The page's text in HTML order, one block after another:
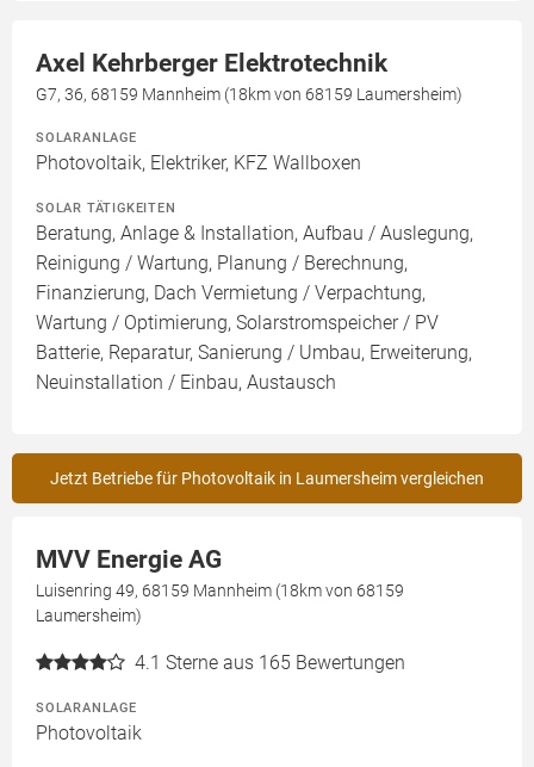
Axel Kehrberger Elektrotechnik
G7, 36, 68159 Mannheim (18km von 68159 Laumersheim)
SOLARANLAGE
Photovoltaik, Elektriker, KFZ Wallboxen
SOLAR TÄTIGKEITEN
Beratung, Anlage & Installation, Aufbau / Auslegung,
Reinigung / Wartung, Planung / Berechnung,
Finanzierung, Dach Vermietung / Verpachtung,
Wartung / Optimierung, Solarstromspeicher / PV
Batterie, Reparatur, Sanierung / Umbau, Erweiterung,
Neuinstallation / Einbau, Austausch
Jetzt Betriebe für Photovoltaik in Laumersheim vergleichen
MVV Energie AG
Luisenring 49, 68159 Mannheim (18km von 68159
Laumersheim)
4.1 Sterne aus 165 Bewertungen
SOLARANLAGE
Photovoltaik